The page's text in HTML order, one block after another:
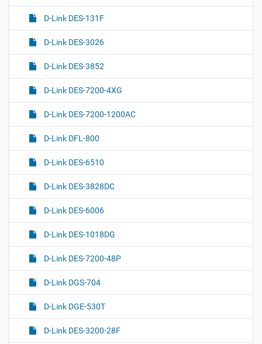
D-Link DES-131F
D-Link DES-3026
D-Link DES-3852
D-Link DES-7200-4XG
D-Link DES-7200-1200AC
D-Link DFL-800
D-Link DES-6510
D-Link DES-3828DC
D-Link DES-6006
D-Link DES-1018DG
D-Link DES-7200-48P
D-Link DGS-704
D-Link DGE-530T
D-Link DES-3200-28F